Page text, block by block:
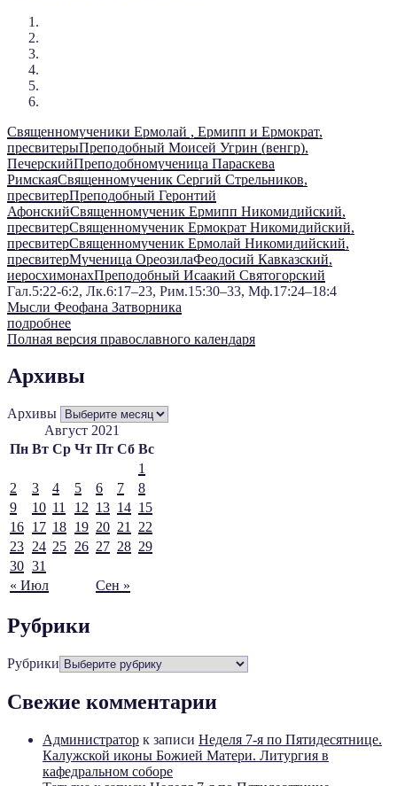
Священномученики Ермолай , Ермипп и Ермократ,
пресвитерыПреподобный Моисей Угрин (венгр),
ПечерскийПреподобномученица Параскева
РимскаяСвященномученик Сергий Стрельников,
пресвитерПреподобный Геронтий
АфонскийСвященномученик Ермипп Никомидийский,
пресвитерСвященномученик Ермократ Никомидийский,
пресвитерСвященномученик Ермолай Никомидийский,
пресвитерМученица ОреозилаФеодосий Кавказский,
иеросхимонахПреподобный Исаакий Святогорский
Гал.5:22-6:2, Лк.6:17–23, Рим.15:30–33, Мф.17:24–18:4
Мысли Феофана Затворника
подробнее
Полная версия православного календаря
Архивы
Архивы
Август 2021
Пн Вт Ср Чт Пт Сб Вс
« Июл Сен »
1
2
3 4 5 6 7
8
9
10 11 12 13 14 15
16 17 18 19 20 21
22
23 24 25 26 27 28 29
30 31
Рубрики
Рубрики
Свежие комментарии
Администратор к записи Неделя 7-я по Пятидесятнице.
Калужской иконы Божией Матери. Литургия в
кафедральном соборе